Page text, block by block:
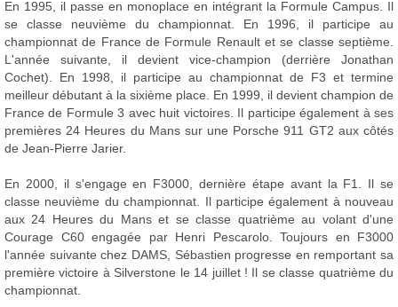
En 1995, il passe en monoplace en intégrant la Formule Campus. Il
se classe neuvième du championnat. En 1996, il participe au
championnat de France de Formule Renault et se classe septième.
L'année suivante, il devient vice-champion (derrière Jonathan
Cochet). En 1998, il participe au championnat de F3 et termine
meilleur débutant à la sixième place. En 1999, il devient champion de
France de Formule 3 avec huit victoires. Il participe également à ses
premières 24 Heures du Mans sur une Porsche 911 GT2 aux côtés
de Jean-Pierre Jarier.
En 2000, il s'engage en F3000, dernière étape avant la F1. Il se
classe neuvième du championnat. Il participe également à nouveau
aux 24 Heures du Mans et se classe quatrième au volant d'une
Courage C60 engagée par Henri Pescarolo. Toujours en F3000
l'année suivante chez DAMS, Sébastien progresse en remportant sa
première victoire à Silverstone le 14 juillet ! Il se classe quatrième du
championnat.